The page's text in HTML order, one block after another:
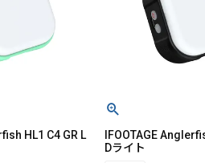
HL1 C4 GR L
IFOOTAGE
Dライト